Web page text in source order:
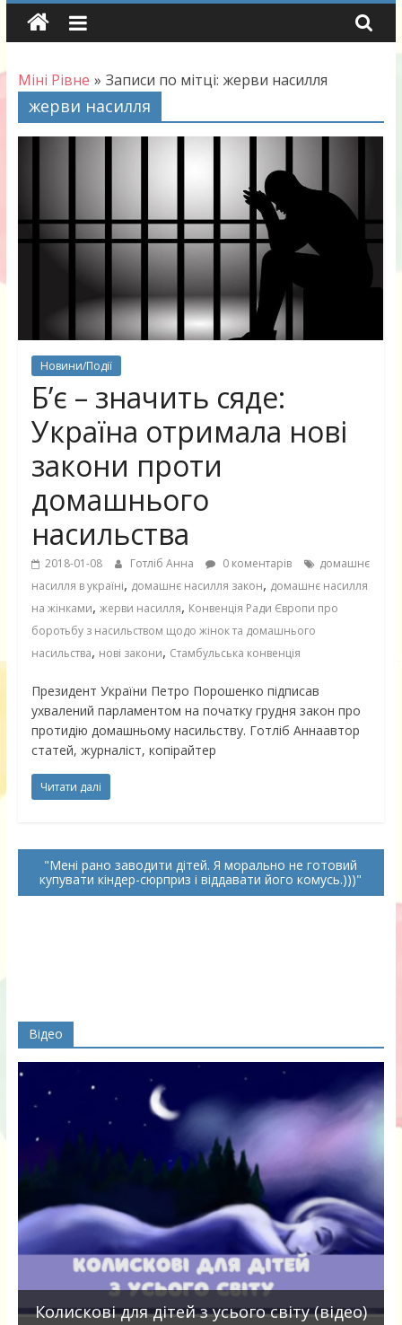
Skip
Міні Рівне » Записи по мітці: жерви насилля
жерви насилля
Новини/Події
Б’є – значить сяде:
Україна отримала нові
закони проти
домашнього
насильства
2018-01-08 Готліб Анна 0 коментарів
домашнє
насилля в україні, домашнє насилля закон, домашнє насилля
на жінками, жерви насилля, Конвенція Ради Європи про
боротьбу з насильством щодо жінок та домашнього
насильства, нові закони, Стамбульська конвенція
Президент України Петро Порошенко підписав
ухвалений парламентом на початку грудня закон про
протидію домашньому насильству. Готліб Аннаавтор
статей, журналіст, копірайтер
Читати далі
Мені рано заводити дітей. Я морально не готовий
купувати кіндер-сюрприз і віддавати його комусь.)))
Відео
Колискові для дітей з усього світу (відео)